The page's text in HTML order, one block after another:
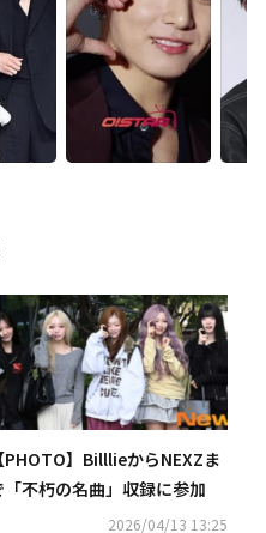
【PHOTO】BilllieからNEXZま
「不朽の名曲」収録に参加
2026/04/13 13:25